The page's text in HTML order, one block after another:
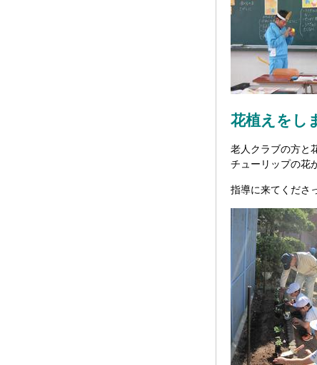
花植えをし
老人クラブの方と
チューリップの花
指導に来てくださ